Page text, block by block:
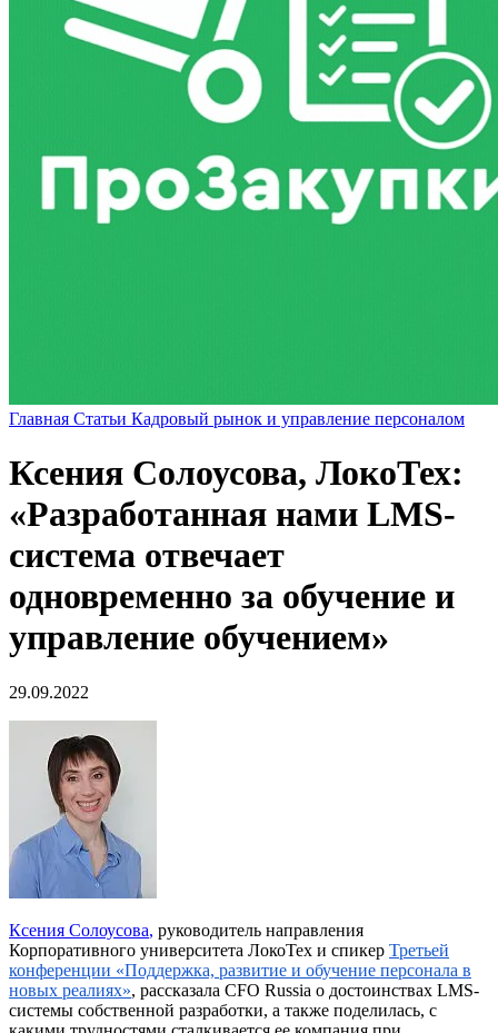
Главная Статьи Кадровый рынок и управление персоналом
Ксения Солоусова, ЛокоТех:
«Разработанная нами LMS-
система отвечает
одновременно за обучение и
управление обучением»
29.09.2022
Ксения Солоусова, руководитель направления
Корпоративного университета ЛокоТех и спикер Третьей
конференции «Поддержка, развитие и обучение персонала в
новых реалиях», рассказала CFO Russia о достоинствах LMS-
системы собственной разработки, а также поделилась, с